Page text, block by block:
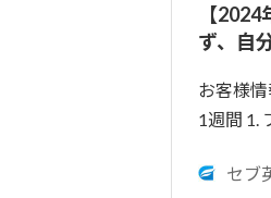
【
ず、自
お客様
1週間 1.
セブ